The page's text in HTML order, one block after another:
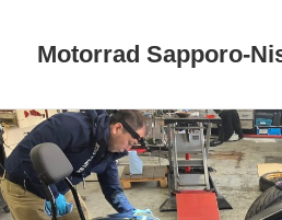
Motorrad Sapporo-